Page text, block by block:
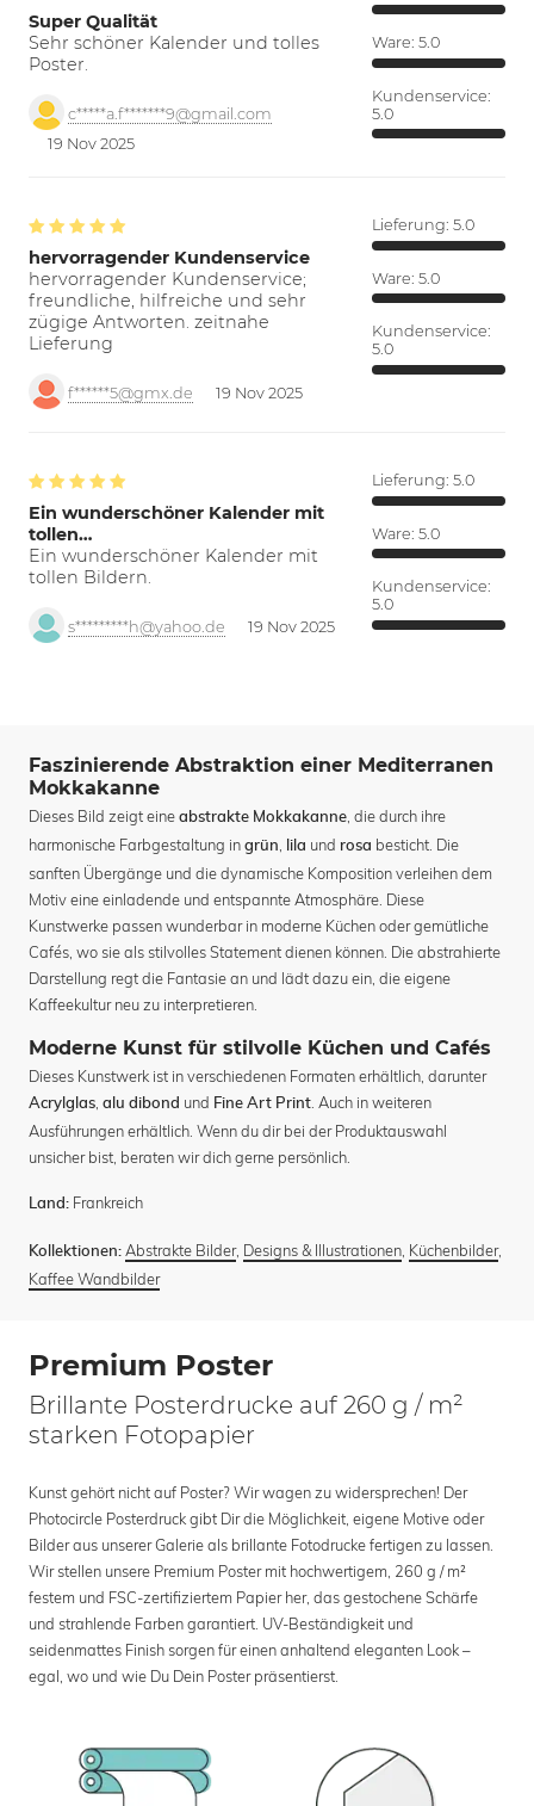
Super Qualität
Sehr schöner Kalender und tolles
Poster.
c*****a.f*******9@gmail.com
19 Nov 2025
Ware: 5.0
Kundenservice:
5.0
hervorragender Kundenservice
hervorragender Kundenservice;
freundliche, hilfreiche und sehr
zügige Antworten. zeitnahe
Lieferung
f******5@gmx.de 19 Nov 2025
Lieferung: 5.0
Ware: 5.0
Kundenservice:
5.0
Ein wunderschöner Kalender mit
tollen…
Ein wunderschöner Kalender mit
tollen Bildern.
s*********h@yahoo.de 19 Nov 2025
Lieferung: 5.0
Ware: 5.0
Kundenservice:
5.0
Faszinierende Abstraktion einer Mediterranen
Mokkakanne
Dieses Bild zeigt eine abstrakte Mokkakanne , die durch ihre
harmonische Farbgestaltung in grün lila und rosa besticht. Die
sanften Übergänge und die dynamische Komposition verleihen dem
Motiv eine einladende und entspannte Atmosphäre. Diese
Kunstwerke passen wunderbar in moderne Küchen oder gemütliche
Cafés, wo sie als stilvolles Statement dienen können. Die abstrahierte
Darstellung regt die Fantasie an und lädt dazu ein, die eigene
Kaffeekultur neu zu interpretieren.
Moderne Kunst für stilvolle Küchen und Cafés
Dieses Kunstwerk ist in verschiedenen Formaten erhältlich, darunter
Acrylglas, alu dibond und Fine Art Print. Auch in weiteren
Ausführungen erhältlich. Wenn du dir bei der Produktauswahl
unsicher bist, beraten wir dich gerne persönlich.
Land: Frankreich
Kollektionen: Abstrakte Bilder, Designs & Illustrationen, Küchenbilder,
Kaffee Wandbilder
Premium Poster
Brillante Posterdrucke auf 260 g / m²
starken Fotopapier
Kunst gehört nicht auf Poster? Wir wagen zu widersprechen! Der
Photocircle Posterdruck gibt Dir die Möglichkeit, eigene Motive oder
Bilder aus unserer Galerie als brillante Fotodrucke fertigen zu lassen.
Wir stellen unsere Premium Poster mit hochwertigem, 260 g / m²
festem und FSC-zertifiziertem Papier her, das gestochene Schärfe
und strahlende Farben garantiert. UV-Beständigkeit und
seidenmattes Finish sorgen für einen anhaltend eleganten Look –
egal, wo und wie Du Dein Poster präsentierst.